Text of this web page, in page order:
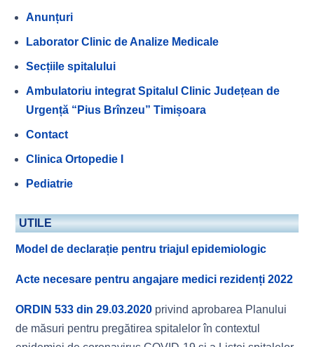
Anunțuri
Laborator Clinic de Analize Medicale
Secțiile spitalului
Ambulatoriu integrat Spitalul Clinic Județean de
Urgență “Pius Brînzeu” Timișoara
Contact
Clinica Ortopedie I
Pediatrie
UTILE
Model de declarație pentru triajul epidemiologic
Acte necesare pentru angajare medici rezidenți 2022
ORDIN 533 din 29.03.2020 privind aprobarea Planului
de măsuri pentru pregătirea spitalelor în contextul